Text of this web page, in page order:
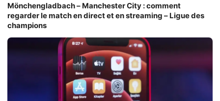
Mönchengladbach – Manchester City : comment
regarder le match en direct et en streaming – Ligue des
champions